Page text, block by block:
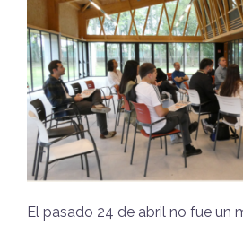
El pasado 24 de abril no fue un